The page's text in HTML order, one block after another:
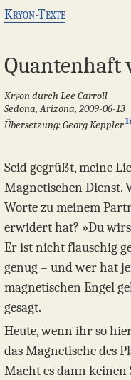
Kryon-Texte
Quantenhaft
Kryon durch Lee Carroll
Sedona, Arizona, 2009-06-13
Übersetzung: Georg Keppler1)
Seid gegrüßt, meine
Magnetischen Dienst.
Worte zu meinem
erwidert hat? »Du
Er ist nicht flauschig
genug – und wer hat
magnetischen Engel
gesagt.
Heute, wenn ihr so
das Magnetische des
Macht es dann keinen